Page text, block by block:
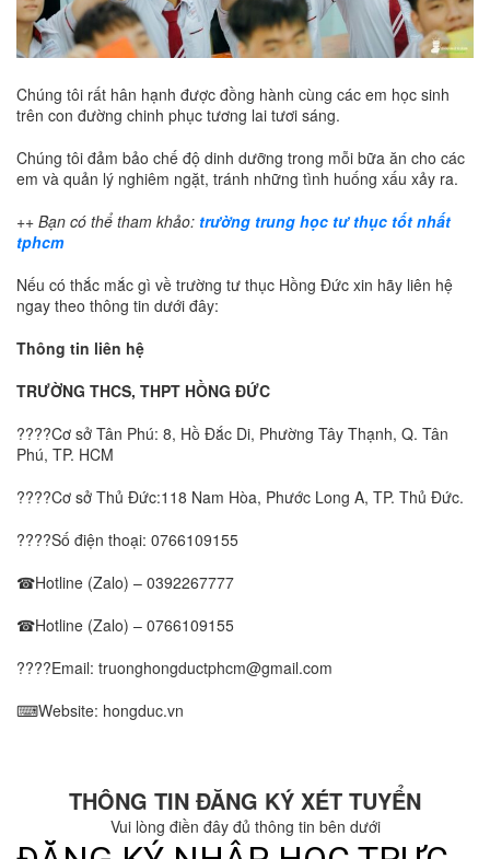
Chúng tôi rất hân hạnh được đồng hành cùng các em học sinh
trên con đường chinh phục tương lai tươi sáng.
Chúng tôi đảm bảo chế độ dinh dưỡng trong mỗi bữa ăn cho các
em và quản lý nghiêm ngặt, tránh những tình huống xấu xảy ra.
++ Bạn có thể tham khảo: trường trung học tư thục tốt nhất
tphcm
Nếu có thắc mắc gì về trường tư thục Hồng Đức xin hãy liên hệ
ngay theo thông tin dưới đây:
Thông tin liên hệ
TRƯỜNG THCS, THPT HỒNG ĐỨC
????Cơ sở Tân Phú: 8, Hồ Đắc Di, Phường Tây Thạnh, Q. Tân
Phú, TP. HCM
????Cơ sở Thủ Đức:118 Nam Hòa, Phước Long A, TP. Thủ Đức.
????Số điện thoại: 0766109155
☎Hotline (Zalo) – 0392267777
☎Hotline (Zalo) – 0766109155
????Email: truonghongductphcm@gmail.com
⌨Website: hongduc.vn
THÔNG TIN ĐĂNG KÝ XÉT TUYỂN
Vui lòng điền đây đủ thông tin bên dưới